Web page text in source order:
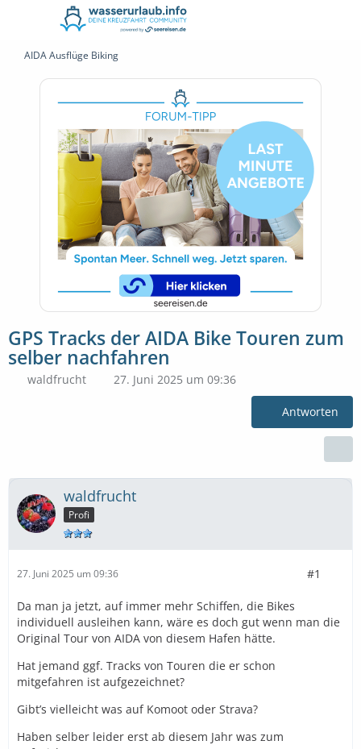
AIDA Ausflüge Biking
GPS Tracks der AIDA Bike Touren zum
selber nachfahren
waldfrucht 27. Juni 2025 um 09:36
Antworten
waldfrucht
Profi
27. Juni 2025 um 09:36 #1
Da man ja jetzt, auf immer mehr Schiffen, die Bikes
individuell ausleihen kann, wäre es doch gut wenn man die
Original Tour von AIDA von diesem Hafen hätte.
Hat jemand ggf. Tracks von Touren die er schon
mitgefahren ist aufgezeichnet?
Gibt’s vielleicht was auf Komoot oder Strava?
Haben selber leider erst ab diesem Jahr was zum